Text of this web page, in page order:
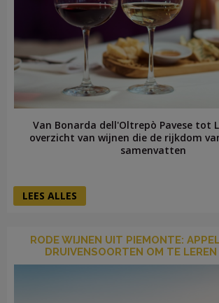
Van Bonarda dell'Oltrepò Pavese tot
overzicht van wijnen die de rijkdom
samenvatten
LEES ALLES
RODE WIJNEN UIT PIEMONTE:
DRUIVENSOORTEN OM TE LEREN